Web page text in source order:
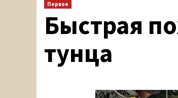
Первое
Быстрая
тунца